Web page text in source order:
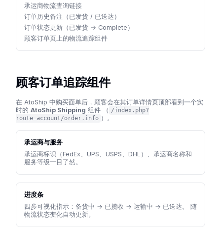
承运商物流查询链接
订单历史备注（已发货 / 已送达）
订单状态更新（已发货 → Complete）
顾客订单页上的物流追踪组件
顾客订单追踪组件
在 AtoShip 中购买面单后，顾客会在其订单详情页顶部看到一个实
时的 AtoShip Shipping 组件 （ /index.php?
route=account/order.info ）。
承运商与服务
承运商标识（FedEx、UPS、USPS、DHL）、承运商名称和
服务等级一目了然。
进度条
四步可视化指示：备货中 → 已揽收 → 运输中 → 已送达。 随
物流状态变化自动更新。